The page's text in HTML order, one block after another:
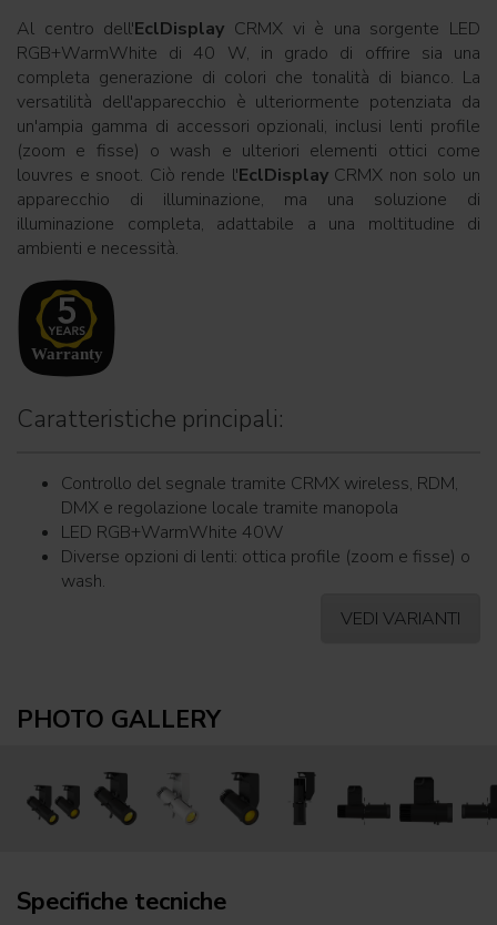
Al centro dell'EclDisplay CRMX vi è una sorgente LED
RGB+WarmWhite di 40 W, in grado di offrire sia una
completa generazione di colori che tonalità di bianco. La
versatilità dell'apparecchio è ulteriormente potenziata da
un'ampia gamma di accessori opzionali, inclusi lenti profile
(zoom e fisse) o wash e ulteriori elementi ottici come
louvres e snoot. Ciò rende l'EclDisplayCRMX non solo un
apparecchio di illuminazione, ma una soluzione di
illuminazione completa, adattabile a una moltitudine di
ambienti e necessità.
Caratteristiche principali:
Controllo del segnale tramite CRMX wireless, RDM,
DMX e regolazione locale tramite manopola
LED RGB+WarmWhite 40W
Diverse opzioni di lenti: ottica profile (zoom e fisse) o
wash.
VEDI VARIANTI
PHOTO GALLERY
Specifiche tecniche